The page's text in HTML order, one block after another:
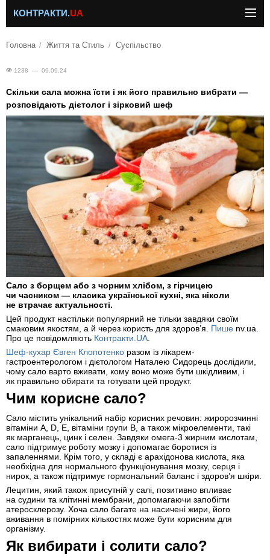
КОНТРАКТИ.UA
Головна Життя та Стиль Суспільство
1238 — 09.09.24
Скільки сала можна їсти і як його правильно вибрати —
розповідають дієтолог і зірковий шеф
Сало з борщем або з чорним хлібом, з гірчицею
чи часником — класика української кухні, яка ніколи
не втрачає актуальності.
Цей продукт настільки популярний не тільки завдяки своїм
смаковим якостям, а й через користь для здоров’я. Пише nv.ua.
Про це повідомляють Контракти.UA.
Шеф-кухар Євген Клопотенко разом із лікарем-
гастроентерологом і дієтологом Наталею Сидорець дослідили,
чому сало варто вживати, кому воно може бути шкідливим, і
як правильно обирати та готувати цей продукт.
Чим корисне сало?
Сало містить унікальний набір корисних речовин: жиророзчинні
вітаміни A, D, E, вітаміни групи B, а також мікроелементи, такі
як марганець, цинк і селен. Завдяки омега-3 жирним кислотам,
сало підтримує роботу мозку і допомагає боротися із
запаленнями. Крім того, у складі є арахідонова кислота, яка
необхідна для нормального функціонування мозку, серця і
нирок, а також підтримує гормональний баланс і здоров’я шкіри.
Лецитин, який також присутній у салі, позитивно впливає
на судини та клітинні мембрани, допомагаючи запобігти
атеросклерозу. Хоча сало багате на насичені жири, його
вживання в помірних кількостях може бути корисним для
організму.
Як вибирати і солити сало?